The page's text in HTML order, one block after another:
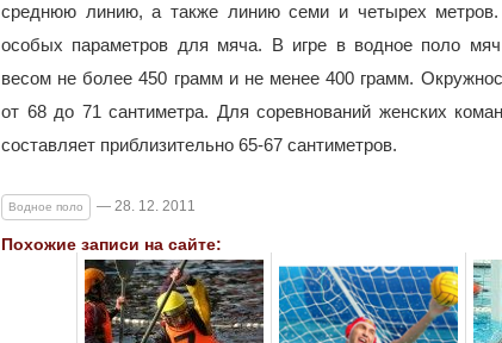
среднюю линию, а также линию семи и четырех
особых параметров для мяча. В игре в водное поло
весом не более 450 грамм и не менее 400 грамм.
от 68 до 71 сантиметра. Для соревнований женских
составляет приблизительно 65-67 сантиметров.
Водное поло — 28. 12. 2011
Похожие записи на сайте: